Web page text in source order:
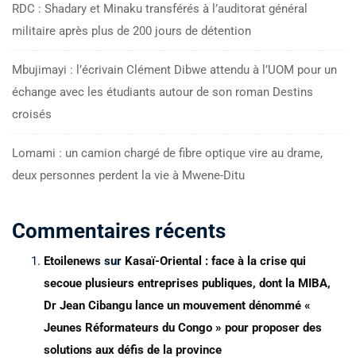
RDC : Shadary et Minaku transférés à l’auditorat général
militaire après plus de 200 jours de détention
Mbujimayi : l’écrivain Clément Dibwe attendu à l’UOM pour un
échange avec les étudiants autour de son roman Destins
croisés
Lomami : un camion chargé de fibre optique vire au drame,
deux personnes perdent la vie à Mwene-Ditu
Commentaires récents
Etoilenews sur Kasaï-Oriental : face à la crise qui
secoue plusieurs entreprises publiques, dont la MIBA,
Dr Jean Cibangu lance un mouvement dénommé «
Jeunes Réformateurs du Congo » pour proposer des
solutions aux défis de la province